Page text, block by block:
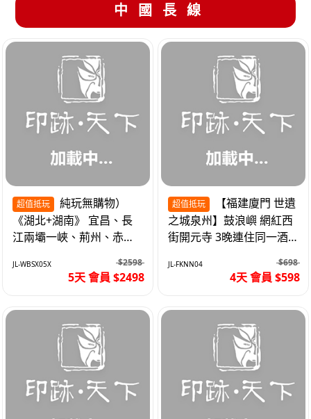
中國長線
超值抵玩
《湖北+湖南》 宜昌、長
江兩壩一峽、荊州、赤
天
JL-WBSX05X $2598
5天 會員 $2498
超值抵玩
之城泉州】鼓浪嶼 網紅西
街開元寺 3晚連住同一酒
JL-FKNN04 $698
4天 會員 $598